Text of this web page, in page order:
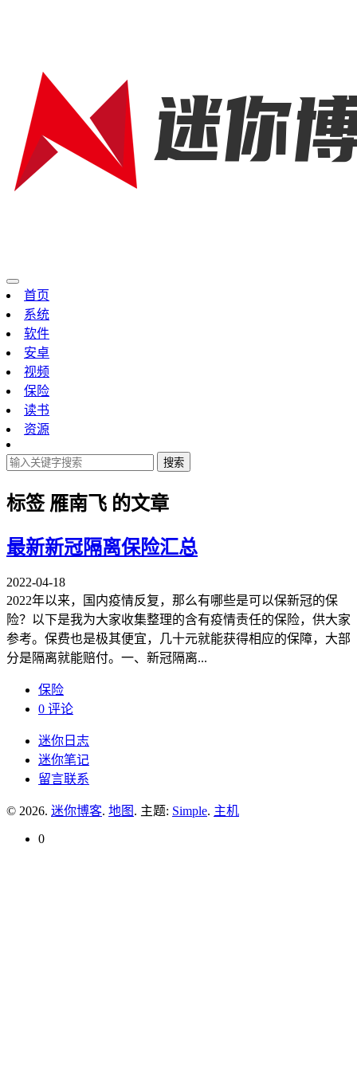
首页
系统
软件
安卓
视频
保险
读书
资源
搜索
标签 雁南飞 的文章
最新新冠隔离保险汇总
2022-04-18
2022年以来，国内疫情反复，那么有哪些是可以保新冠的保
险？以下是我为大家收集整理的含有疫情责任的保险，供大家
参考。保费也是极其便宜，几十元就能获得相应的保障，大部
分是隔离就能赔付。一、新冠隔离...
保险
0 评论
迷你日志
迷你笔记
留言联系
© 2026. 迷你博客. 地图 . 主题: Simple. 主机
0